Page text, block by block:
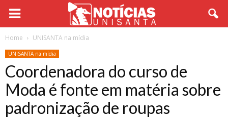
Home UNISANTA na mídia
UNISANTA na mídia
Coordenadora do curso de
Moda é fonte em matéria sobre
padronização de roupas